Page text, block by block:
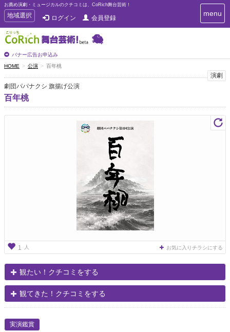
お薦め演劇・ミュージカルのクチコミは、CoRich舞台芸術！
T
o
g
g
e
n
a
v
i
g
地域選択 ログイン 会員登録
バナー広告お申込み
T
o
i
g
menu
HOME 公演 百年桃
演劇
劇団パパナクシ 旗揚げ公演
百年桃
1 人 お気に入りチラシにする
観たい！クチコミをする
観てきた！クチコミをする
実演鑑賞